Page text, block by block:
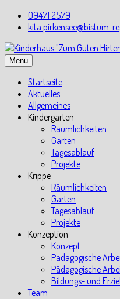
Skip
09471 2579
kita.pirkensee@bistum-
Menu
Startseite
Aktuelles
Allgemeines
Kindergarten
Räumlichkeiten
Garten
Tagesablauf
Projekte
Krippe
Räumlichkeiten
Garten
Tagesablauf
Projekte
Konzeption
Konzept
Pädagogische
Pädagogische
Bildungs- und
Team